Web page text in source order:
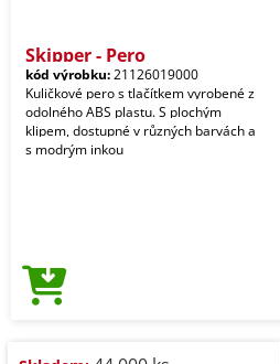
Skipper - Pero
kód výrobku:21126019000
Kuličkové pero s tlačítkem vyrobené z
odolného ABS plastu. S plochým
klipem, dostupné v různých barvách a
s modrým inkou